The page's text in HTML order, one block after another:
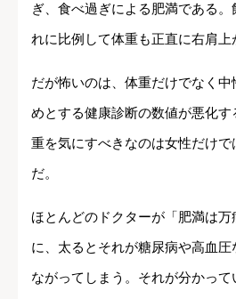
ぎ、食べ過ぎによる肥満である
れに比例して体重も正直に右肩上
だが怖いのは、体重だけでなく
めとする健康診断の数値が悪化
重を気にすべきなのは女性だけ
だ。
ほとんどのドクターが「肥満は万
に、太るとそれが糖尿病や高血
ながってしまう。それが分かっ